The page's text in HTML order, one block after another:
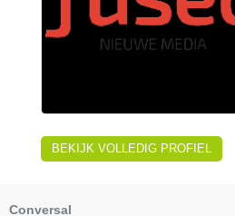
BEKIJK VOLLEDIG PROFIEL
Conversal